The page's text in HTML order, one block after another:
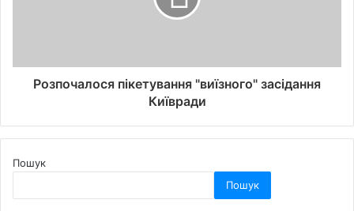
Розпочалося пікетування "виїзного" засідання
Київради
Пошук
Пошук